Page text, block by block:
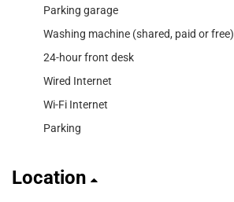
Parking garage
Washing machine (shared, paid or free)
24-hour front desk
Wired Internet
Wi-Fi Internet
Parking
Location